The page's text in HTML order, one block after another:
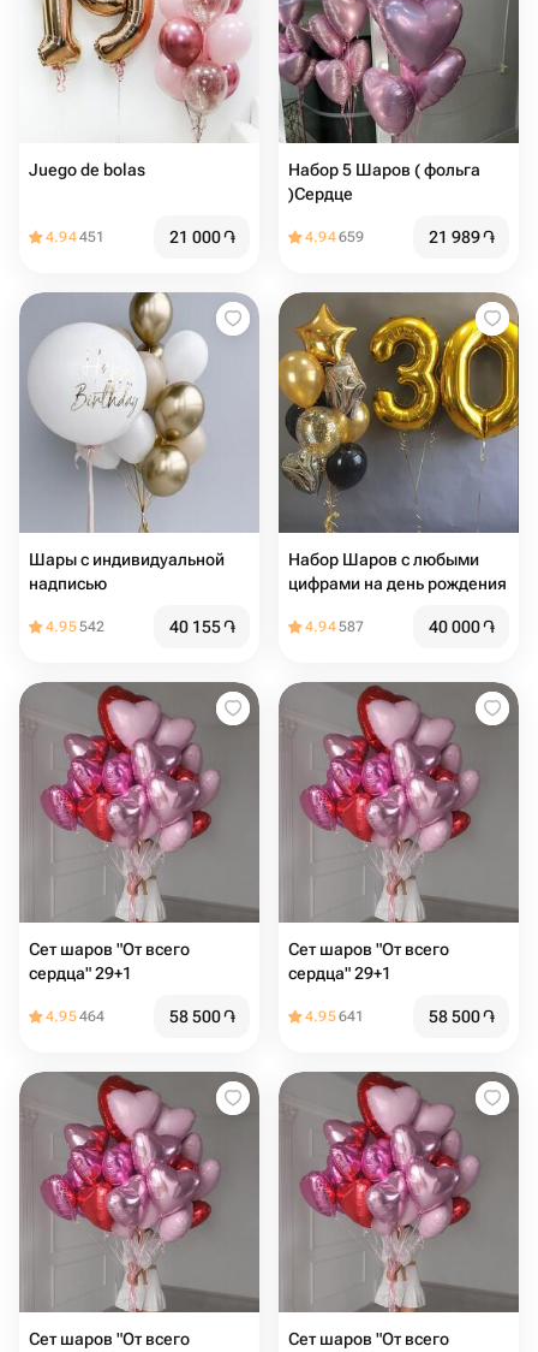
Juego de bolas
4.94451 21 000֏
Набор 5 Шаров ( фольга
)Сердце
4.94659 21 989֏
Шары с индивидуальной
надписью
4.95542 40 155֏
Набор Шаров с любыми
цифрами на день рождения
4.94587 40 000֏
Сет шаров "От всего
сердца" 29+1
4.95464 58 500֏
Сет шаров "От всего
сердца" 29+1
4.95641 58 500֏
Сет шаров "От всего
Сет шаров "От всего